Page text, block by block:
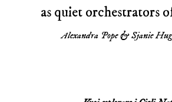
as quiet orchestrators
Alexandra Pope & Sjanie